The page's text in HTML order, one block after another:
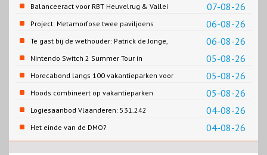
07-08-26
Balanceeract voor RBT Heuvelrug & Vallei
06-08-26
Project: Metamorfose twee paviljoens
Biesbosch MuseumEiland
06-08-26
Te gast bij de wethouder: Patrick de Jonge,
Gemeente Emmen
05-08-26
Nintendo Switch 2 Summer Tour in
Slagharen
05-08-26
Horecabond langs 100 vakantieparken voor
Cao-recreatie
05-08-26
Hoods combineert op vakantieparken
recreatie en wonen
04-08-26
Logiesaanbod Vlaanderen: 531.242
slaapplaatsen
04-08-26
Het einde van de DMO?